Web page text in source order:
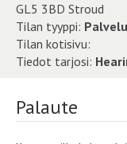
GL5 3BD Stroud
Tilan tyyppi:
Tilan kotisivu:
Tiedot tarjosi:
Palaute